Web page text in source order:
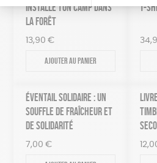
INSTALLE TON CAMP DANS
LA FORÊT
13,90 €
Ajouter au panier
T-
ÉVENTAIL SOLIDAIRE : UN
SOUFFLE DE FRAÎCHEUR ET
DE SOLIDARITÉ
7,00 €